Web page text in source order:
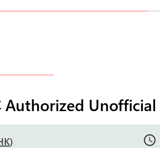
Authorized Unofficial